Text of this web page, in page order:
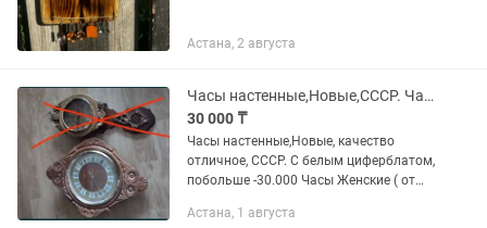
Астана, 2 августа
Часы настенные,Новые,СССР. Часы Женские,Мужские, Швейцария,СССР.
30 000 ₸
Часы настенные,Новые, качество
отличное, СССР. С белым циферблатом,
побольше -30.000 Часы Женские ( от
(Амфибия-100.000,Слава-75.000, 50лет
Астана, 1 августа